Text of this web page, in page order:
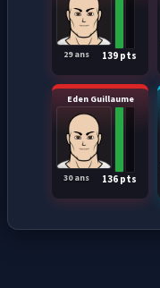
139 pts
29 ans
Eden Guillaume
136 pts
30 ans